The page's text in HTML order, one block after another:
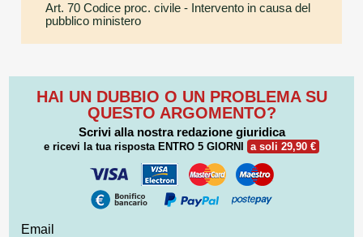
Art. 70 Codice proc. civile - Intervento in causa del
pubblico ministero
HAI UN DUBBIO O UN PROBLEMA SU
QUESTO ARGOMENTO?
Scrivi alla nostra redazione giuridica
e ricevi la tua risposta ENTRO 5 GIORNI a soli 29,90 €
Email